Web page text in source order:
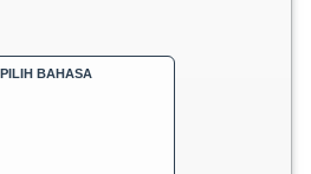
PILIH BAHASA